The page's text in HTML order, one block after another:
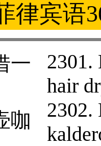
律宾语
一
咖
2301.
hair
2302.